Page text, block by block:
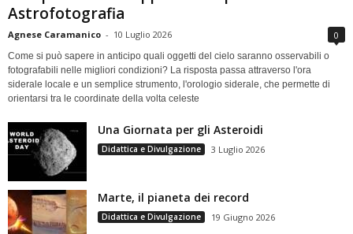
Astrofotografia
Agnese Caramanico - 10 Luglio 2026 0
Come si può sapere in anticipo quali oggetti del cielo saranno osservabili o
fotografabili nelle migliori condizioni? La risposta passa attraverso l'ora
siderale locale e un semplice strumento, l'orologio siderale, che permette di
orientarsi tra le coordinate della volta celeste
Una Giornata per gli Asteroidi
Didattica e Divulgazione 3 Luglio 2026
Marte, il pianeta dei record
Didattica e Divulgazione 19 Giugno 2026